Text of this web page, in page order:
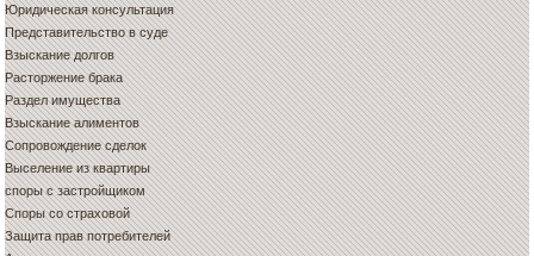
Юридическая консультация
Представительство в суде
Взыскание долгов
Расторжение брака
Раздел имущества
Взыскание алиментов
Сопровождение сделок
Выселение из квартиры
споры с застройщиком
Споры со страховой
Защита прав потребителей